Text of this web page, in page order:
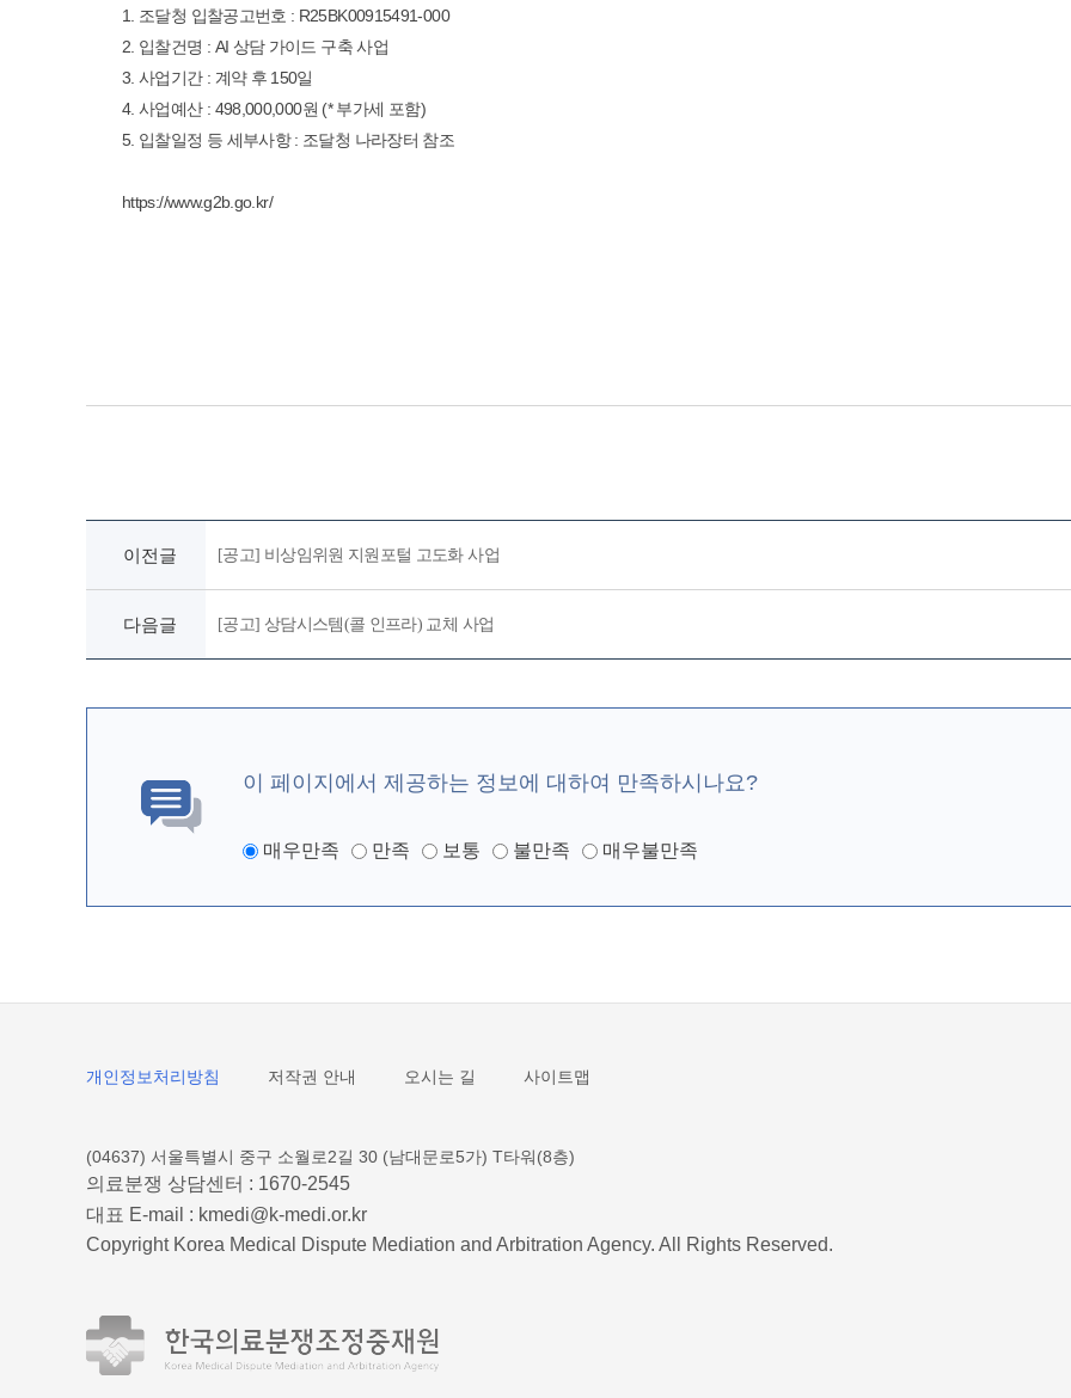
1. 조달청 입찰공고번호 : R25BK00915491-000
2. 입찰건명 : AI 상담 가이드 구축 사업
3. 사업기간 : 계약 후 150일
4. 사업예산 : 498,000,000원 (* 부가세 포함)
5. 입찰일정 등 세부사항 : 조달청 나라장터 참조
https://www.g2b.go.kr/
이전글 [공고] 비상임위원 지원포털 고도화 사업
다음글 [공고] 상담시스템(콜 인프라) 교체 사업
이 페이지에서 제공하는 정보에 대하여 만족하시나요?
매우만족 만족 보통 불만족 매우불만족
개인정보처리방침 저작권 안내 오시는 길 사이트맵
(04637) 서울특별시 중구 소월로2길 30 (남대문로5가) T타워(8층)
의료분쟁 상담센터 : 1670-2545
대표 E-mail : kmedi@k-medi.or.kr
Copyright Korea Medical Dispute Mediation and Arbitration Agency. All Rights Reserved.